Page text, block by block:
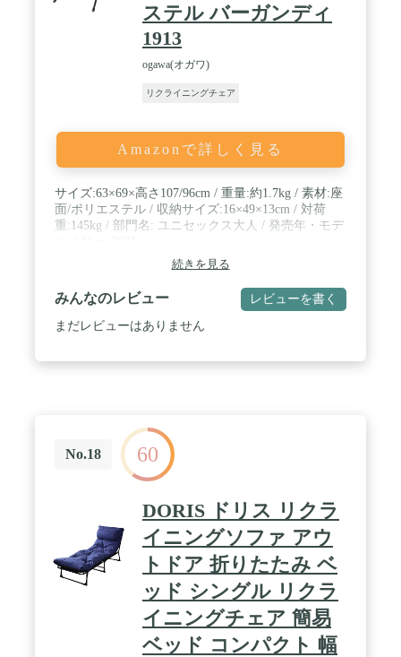
ステル バーガンディ
1913
ogawa(オガワ)
リクライニングチェア
Amazonで詳しく見る
サイズ:63×69×高さ107/96cm / 重量:約1.7kg / 素材:座
面/ポリエステル / 収納サイズ:16×49×13cm / 対荷
重:145kg / 部門名: ユニセックス大人 / 発売年・モデ
続きを見る
みんなのレビュー レビューを書く
まだレビューはありません
No.18 60
DORIS ドリス リクラ
イニングソファ アウ
トドア 折りたたみ ベ
ッド シングル リクラ
イニングチェア 簡易
ベッド コンパクト 幅